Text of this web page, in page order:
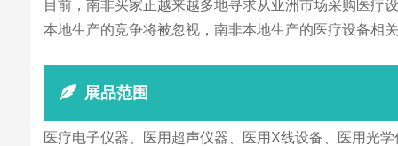
目前，南非买家正越来越多地寻求从亚洲市场采购医疗
本地生产的竞争将被忽视，南非本地生产的医疗设备相
展品范围
医疗电子仪器、医用超声仪器、医用X线设备、医用光